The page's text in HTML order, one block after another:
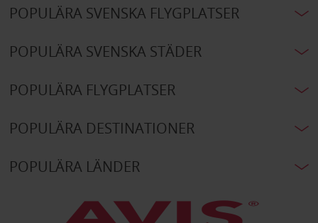
POPULÄRA SVENSKA FLYGPLATSER
POPULÄRA SVENSKA STÄDER
POPULÄRA FLYGPLATSER
POPULÄRA DESTINATIONER
POPULÄRA LÄNDER